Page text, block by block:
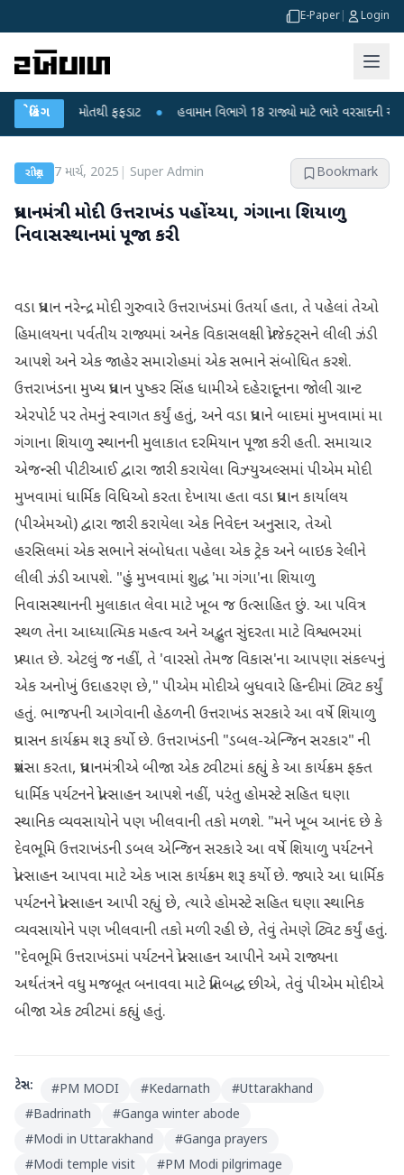
E-Paper Login
બ્રેકિંગ
મોતથી ફફડાટ ● હવામાન વિભાગે 18 રાજ્યો માટે ભારે વરસાદની ચેતવણી જારી
રાષ્ટ્રીય 7 માર્ચ, 2025 Super Admin Bookmark
પ્રધાનમંત્રી મોદી ઉત્તરાખંડ પહોંચ્યા, ગંગાના શિયાળુ
નિવાસસ્થાનમાં પૂજા કરી
વડા પ્રધાન નરેન્દ્ર મોદી ગુરુવારે ઉત્તરાખંડમાં ઉતર્યા હતા, તે પહેલાં તેઓ
હિમાલયના પર્વતીય રાજ્યમાં અનેક વિકાસલક્ષી પ્રોજેક્ટ્સને લીલી ઝંડી
આપશે અને એક જાહેર સમારોહમાં એક સભાને સંબોધિત કરશે.
ઉત્તરાખંડના મુખ્ય પ્રધાન પુષ્કર સિંહ ધામીએ દહેરાદૂનના જોલી ગ્રાન્ટ
એરપોર્ટ પર તેમનું સ્વાગત કર્યું હતું, અને વડા પ્રધાને બાદમાં મુખવામાં મા
ગંગાના શિયાળુ સ્થાનની મુલાકાત દરમિયાન પૂજા કરી હતી. સમાચાર
એજન્સી પીટીઆઈ દ્વારા જારી કરાયેલા વિઝ્યુઅલ્સમાં પીએમ મોદી
મુખવામાં ધાર્મિક વિધિઓ કરતા દેખાયા હતા વડા પ્રધાન કાર્યાલય
(પીએમઓ) દ્વારા જારી કરાયેલા એક નિવેદન અનુસાર, તેઓ
હરસિલમાં એક સભાને સંબોધતા પહેલા એક ટ્રેક અને બાઇક રેલીને
લીલી ઝંડી આપશે. "હું મુખવામાં શુદ્ધ 'મા ગંગા'ના શિયાળુ
નિવાસસ્થાનની મુલાકાત લેવા માટે ખૂબ જ ઉત્સાહિત છું. આ પવિત્ર
સ્થળ તેના આધ્યાત્મિક મહત્વ અને અદ્ભુત સુંદરતા માટે વિશ્વભરમાં
પ્રખ્યાત છે. એટલું જ નહીં, તે 'વારસો તેમજ વિકાસ'ના આપણા સંકલ્પનું
એક અનોખું ઉદાહરણ છે," પીએમ મોદીએ બુધવારે હિન્દીમાં ટ્વિટ કર્યું
હતું. ભાજપની આગેવાની હેઠળની ઉત્તરાખંડ સરકારે આ વર્ષે શિયાળુ
પ્રવાસન કાર્યક્રમ શરૂ કર્યો છે. ઉત્તરાખંડની "ડબલ-એન્જિન સરકાર" ની
પ્રશંસા કરતા, પ્રધાનમંત્રીએ બીજા એક ટ્વીટમાં કહ્યું કે આ કાર્યક્રમ ફક્ત
ધાર્મિક પર્યટનને પ્રોત્સાહન આપશે નહીં, પરંતુ હોમસ્ટે સહિત ઘણા
સ્થાનિક વ્યવસાયોને પણ ખીલવાની તકો મળશે. "મને ખૂબ આનંદ છે કે
દેવભૂમિ ઉત્તરાખંડની ડબલ એન્જિન સરકારે આ વર્ષે શિયાળુ પર્યટનને
પ્રોત્સાહન આપવા માટે એક ખાસ કાર્યક્રમ શરૂ કર્યો છે. જ્યારે આ ધાર્મિક
પર્યટનને પ્રોત્સાહન આપી રહ્યું છે, ત્યારે હોમસ્ટે સહિત ઘણા સ્થાનિક
વ્યવસાયોને પણ ખીલવાની તકો મળી રહી છે, તેવું તેમણે ટ્વિટ કર્યું હતું.
"દેવભૂમિ ઉત્તરાખંડમાં પર્યટનને પ્રોત્સાહન આપીને અમે રાજ્યના
અર્થતંત્રને વધુ મજબૂત બનાવવા માટે પ્રતિબદ્ધ છીએ, તેવું પીએમ મોદીએ
બીજા એક ટ્વીટમાં કહ્યું હતું.
ટેગ્સ: #PM MODI #Kedarnath #Uttarakhand
#Badrinath #Ganga winter abode
#Modi in Uttarakhand #Ganga prayers
#Modi temple visit #PM Modi pilgrimage